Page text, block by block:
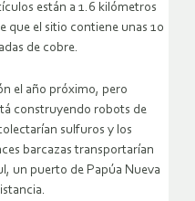
están a 1.6 kilómetros
que el sitio contiene unas 10
de cobre.
el año próximo, pero
construyendo robots de
sulfuros y los
barcazas transportarían
un puerto de Papúa Nueva